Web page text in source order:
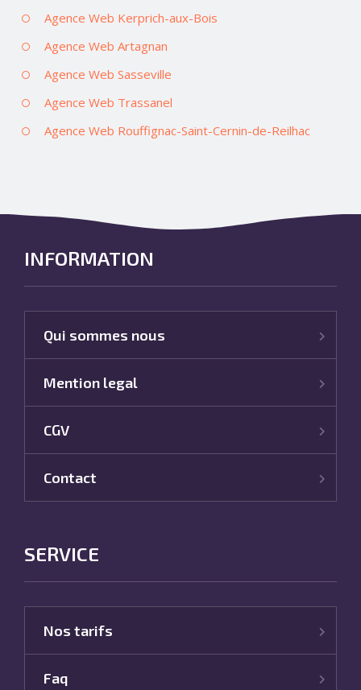
Agence Web Kerprich-aux-Bois
Agence Web Artagnan
Agence Web Sasseville
Agence Web Trassanel
Agence Web Rouffignac-Saint-Cernin-de-Reilhac
INFORMATION
Qui sommes nous
Mention legal
CGV
Contact
SERVICE
Nos tarifs
Faq